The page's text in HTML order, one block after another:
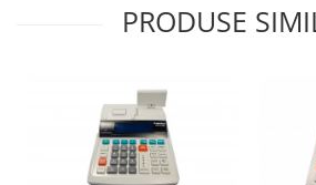
PRODUSE